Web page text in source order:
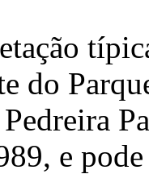
do
e